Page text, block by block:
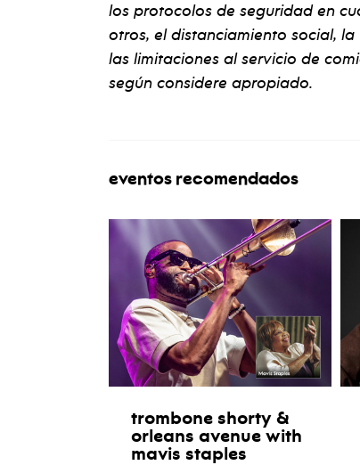
los protocolos de seguridad en
otros, el distanciamiento social,
las limitaciones al servicio de
según considere apropiado.
eventos recomendados
trombone shorty &
orleans avenue with
mavis staples